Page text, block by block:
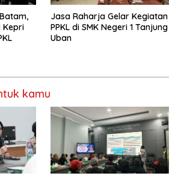
Kepri
Jasa Raharja Gelar Kegiatan
PPKL di SMK Negeri 1 Tanjung
Uban
kamu